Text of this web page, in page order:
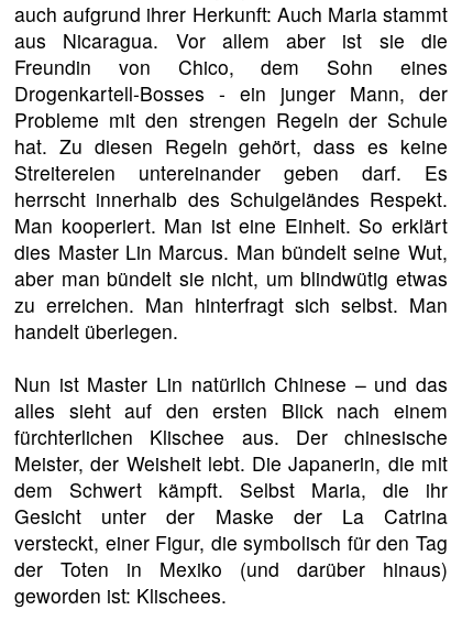
auch aufgrund ihrer Herkunft: Auch Maria stammt
aus Nicaragua. Vor allem aber ist sie die
Freundin von Chico, dem Sohn eines
Drogenkartell-Bosses - ein junger Mann, der
Probleme mit den strengen Regeln der Schule
hat. Zu diesen Regeln gehört, dass es keine
Streitereien untereinander geben darf. Es
herrscht innerhalb des Schulgeländes Respekt.
Man kooperiert. Man ist eine Einheit. So erklärt
dies Master Lin Marcus. Man bündelt seine Wut,
aber man bündelt sie nicht, um blindwütig etwas
zu erreichen. Man hinterfragt sich selbst. Man
handelt überlegen.
Nun ist Master Lin natürlich Chinese – und das
alles sieht auf den ersten Blick nach einem
fürchterlichen Klischee aus. Der chinesische
Meister, der Weisheit lebt. Die Japanerin, die mit
dem Schwert kämpft. Selbst Maria, die ihr
Gesicht unter der Maske der La Catrina
versteckt, einer Figur, die symbolisch für den Tag
der Toten in Mexiko (und darüber hinaus)
geworden ist: Klischees.